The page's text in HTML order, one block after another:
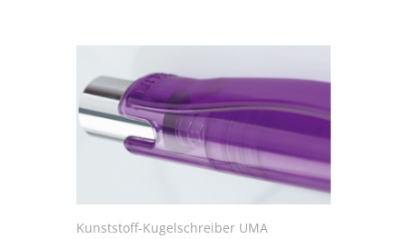
Kunststoff-Kugelschreiber UMA